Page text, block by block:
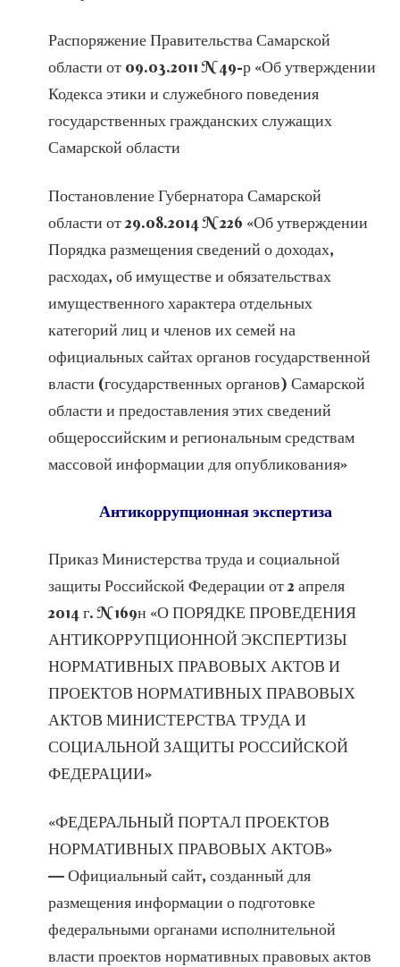
Распоряжение Правительства Самарской
области от 09.03.2011 N 49-р «Об утверждении
Кодекса этики и служебного поведения
государственных гражданских служащих
Самарской области
Постановление Губернатора Самарской
области от 29.08.2014 N 226 «Об утверждении
Порядка размещения сведений о доходах,
расходах, об имуществе и обязательствах
имущественного характера отдельных
категорий лиц и членов их семей на
официальных сайтах органов государственной
власти (государственных органов) Самарской
области и предоставления этих сведений
общероссийским и региональным средствам
массовой информации для опубликования»
Антикоррупционная экспертиза
Приказ Министерства труда и социальной
защиты Российской Федерации от 2 апреля
2014 г. N 169н «О ПОРЯДКЕ ПРОВЕДЕНИЯ
АНТИКОРРУПЦИОННОЙ ЭКСПЕРТИЗЫ
НОРМАТИВНЫХ ПРАВОВЫХ АКТОВ И
ПРОЕКТОВ НОРМАТИВНЫХ ПРАВОВЫХ
АКТОВ МИНИСТЕРСТВА ТРУДА И
СОЦИАЛЬНОЙ ЗАЩИТЫ РОССИЙСКОЙ
ФЕДЕРАЦИИ»
«ФЕДЕРАЛЬНЫЙ ПОРТАЛ ПРОЕКТОВ
НОРМАТИВНЫХ ПРАВОВЫХ АКТОВ»
— Официальный сайт, созданный для
размещения информации о подготовке
федеральными органами исполнительной
власти проектов нормативных правовых актов